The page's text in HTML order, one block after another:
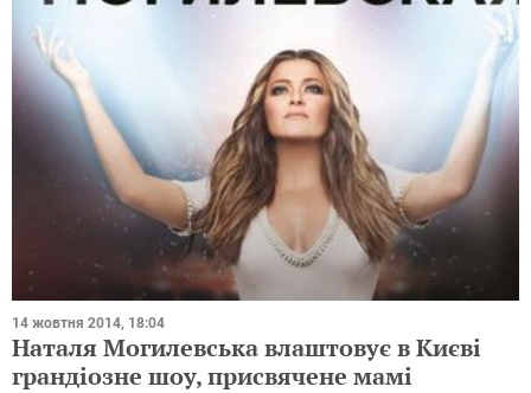
14 жовтня 2014, 18:04
Наталя Могилевська влаштовує в Києві
грандіозне шоу, присвячене мамі